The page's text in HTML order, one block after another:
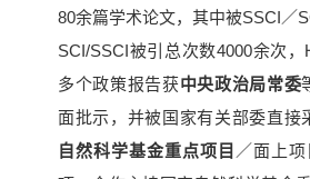
80余篇学术论文，其中被SSCI／
SCI/SSCI被引总次数4000余次
多个政策报告获中央政治局常委
面批示，并被国家有关部委直接
自然科学基金重点项目 ／面上